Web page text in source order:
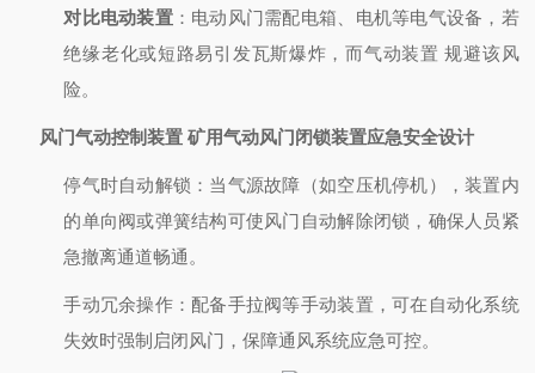
对比电动装置：电动风门需配电箱、电机等电气设备，若
绝缘老化或短路易引发瓦斯爆炸，而气动装置 规避该风
险。
风门气动控制装置 矿用气动风门闭锁装置应急安全设计
停气时自动解锁：当气源故障（如空压机停机），装置内
的单向阀或弹簧结构可使风门自动解除闭锁，确保人员紧
急撤离通道畅通。
手动冗余操作：配备手拉阀等手动装置，可在自动化系统
失效时强制启闭风门，保障通风系统应急可控。